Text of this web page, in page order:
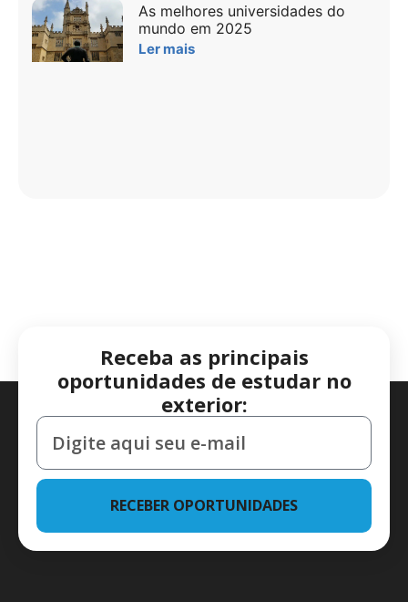
As melhores universidades do
mundo em 2025
Ler mais
Receba as principais
oportunidades de estudar no
exterior:
RECEBER OPORTUNIDADES